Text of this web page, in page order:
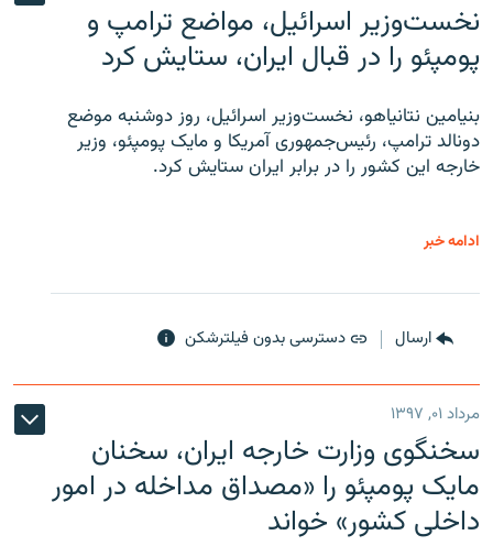
نخست‌وزیر اسرائیل، مواضع ترامپ و
پومپئو را در قبال ایران، ستایش کرد
بنیامین نتانیاهو، نخست‌وزیر اسرائیل، روز دوشنبه موضع
دونالد ترامپ، رئیس‌جمهوری آمریکا و مایک پومپئو، وزیر
خارجه این کشور را در برابر ایران ستایش کرد.
ادامه خبر
ارسال دسترسی بدون فیلترشکن
مرداد ۰۱, ۱۳۹۷
سخنگوی وزارت خارجه ایران، سخنان
مایک پومپئو را «مصداق مداخله در امور
داخلی کشور» خواند